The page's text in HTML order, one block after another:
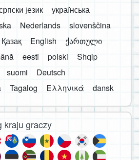
језик
українська
Nederlands
slovenščina
Қазақ English
ქართული
eesti polski
Shqip
suomi
Deutsch
Tagalog Ελληνικά dansk
kraju graczy